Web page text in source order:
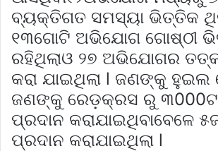
ବ୍ୟକ୍ତିଗତ ସମସ୍ୟା ଭିତ୍ତିକ
୧୩ଗୋଟି ଅଭିଯୋଗ ଗୋଷ୍ଠୀ
ରହିଥିଲାଓ ୨୭ ଅଭିଯୋଗର
କରା ଯାଇଥିଲା l ଜଣଙ୍କୁ ହୁଇଲ
ଜଣଙ୍କୁ ରେଡ଼କ୍ରସ ରୁ
ପ୍ରଦାନ କରାଯାଇଥିବାବେଳେ
ପ୍ରଦାନ କରାଯାଇଥିଲା l